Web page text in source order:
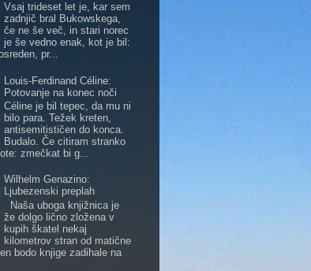
Vsaj trideset let je, kar sem
zadnjič bral Bukowskega,
če ne še več, in stari norec
je še vedno enak, kot je bil:
pr...
Louis-Ferdinand Céline:
Potovanje na konec noči
Céline je bil tepec, da mu ni
bilo para. Težek kreten,
antisemitističen do konca.
Budalo. Če citiram stranko
zmečkat bi g...
Wilhelm Genazino:
Ljubezenski preplah
Naša uboga knjižnica je
že dolgo lično zložena v
kupih škatel nekaj
kilometrov stran od matične
bodo knjige zadihale na